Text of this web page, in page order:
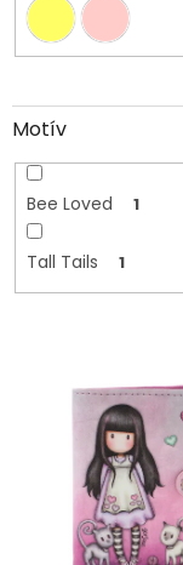
Motív
Bee Loved 1
Tall Tails 1